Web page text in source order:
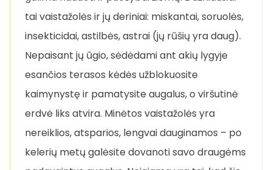
tai vaistažolės ir jų deriniai: miskantai, soruolės,
insekticidai, astilbės, astrai (jų rūšių yra daug).
Nepaisant jų ūgio, sėdėdami ant akių lygyje
esančios terasos kėdės užblokuosite
kaimynystę ir pamatysite augalus, o viršutinė
erdvė liks atvira. Minėtos vaistažolės yra
nereiklios, atsparios, lengvai dauginamos – po
kelerių metų galėsite dovanoti savo draugėms